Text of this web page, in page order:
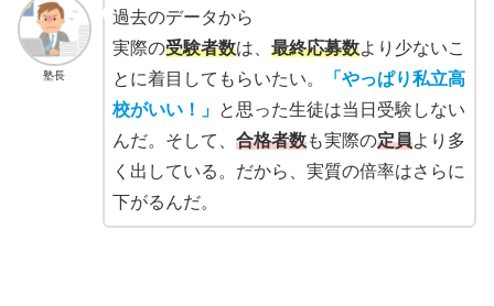
塾長
過去のデータから
実際の受験者数は、 最終応募数より少ないこ
とに着目してもらいたい。
「やっぱり私立高
校がいい！ 」 と思った生徒は当日受験しない
んだ。そして、 合格者数も実際の定員より多
く出している。だから、実質の倍率はさらに
下がるんだ。